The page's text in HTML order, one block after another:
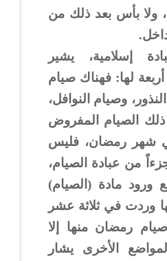
ولا بأس بعد ذلك من
إسلامية، يشير
لها: فهناك صيام
وصيام النوافل،
الصيام المفروض
شهر رمضان، فليس
من عبادة الصيام،
ورود مادة (الصيام)
وردت في ثلاثة عشر
رمضان منها إلا
الأخرى يشار